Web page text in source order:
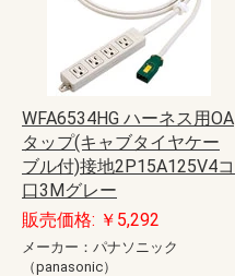
WFA6534HG ハーネス用OA
タップ(キャブタイヤケー
ブル付)接地2P15A125V4コ
口3Mグレー
販売価格: ￥5,292
メーカー：パナソニック
（panasonic）